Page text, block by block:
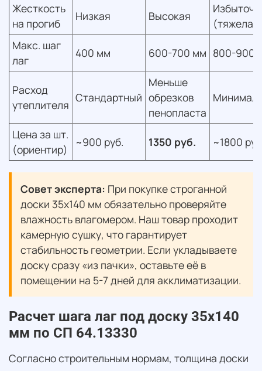
Жесткость
на прогиб
Низкая Высокая
Макс. шаг
лаг
400 мм 600-700 мм 800-900
Расход
утеплителя
Стандартный
Меньше
обрезков
пенопласта
Цена за шт.
(ориентир)
~900 руб. 1350 руб. ~1800
Совет эксперта: При покупке строганной
доски 35х140 мм обязательно проверяйте
влажность влагомером. Наш товар проходит
камерную сушку, что гарантирует
стабильность геометрии. Если укладываете
доску сразу «из пачки», оставьте её в
помещении на 5-7 дней для акклиматизации.
Расчет шага лаг под доску 35х140
мм по СП 64.13330
Согласно строительным нормам, толщина доски